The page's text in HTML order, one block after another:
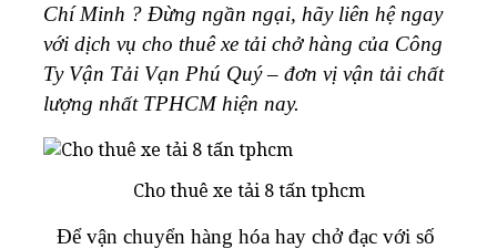
Chí Minh ? Đừng ngần ngại, hãy liên hệ ngay
với dịch vụ cho thuê xe tải chở hàng của Công
Ty Vận Tải Vạn Phú Quý– đơn vị vận tải chất
lượng nhất TPHCM hiện nay.
Cho thuê xe tải 8 tấn tphcm
Để vận chuyển hàng hóa hay chở đạc với số